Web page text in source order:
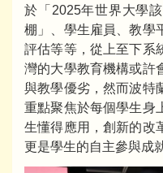
於「2025年世界大學
棚」、學生雇員、教學
評估等等，從上至下系
灣的大學教育機構或許
與教學優劣，然而波特
重點聚焦於每個學生身
生懂得應用，創新的改
更是學生的自主參與成